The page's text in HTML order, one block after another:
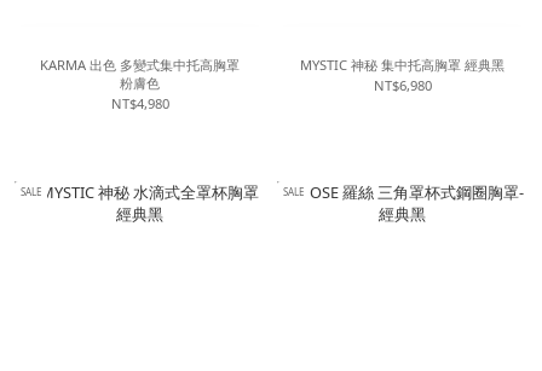
KARMA 出色 多變式集中托高胸罩
粉膚色
NT$4,980
MYSTIC 神秘 集中托高胸罩 經典黑
NT$6,980
SALE SALE